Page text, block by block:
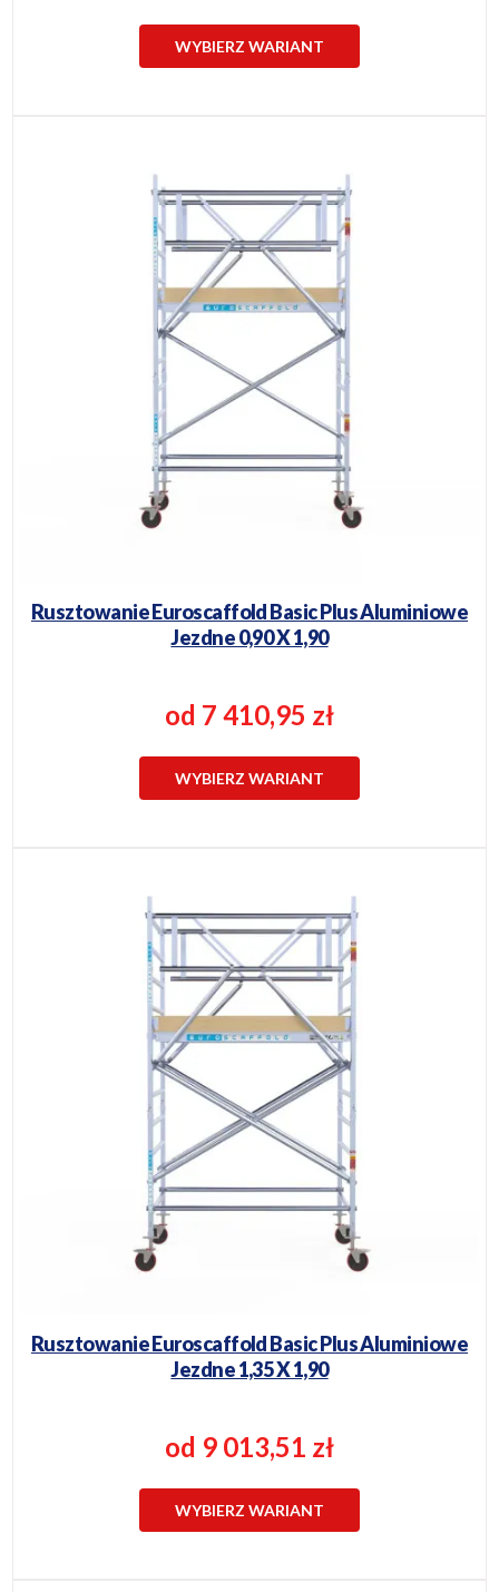
WYBIERZ WARIANT
Rusztowanie Euroscaffold Basic Plus Aluminiowe
Jezdne 0,90 X 1,90
od 7 410,95 zł
WYBIERZ WARIANT
Rusztowanie Euroscaffold Basic Plus Aluminiowe
Jezdne 1,35 X 1,90
od 9 013,51 zł
WYBIERZ WARIANT